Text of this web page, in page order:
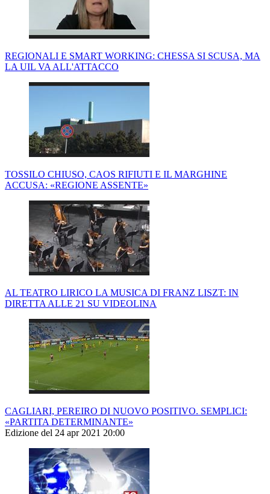
REGIONALI E SMART WORKING: CHESSA SI SCUSA, MA
LA UIL VA ALL'ATTACCO
TOSSILO CHIUSO, CAOS RIFIUTI E IL MARGHINE
ACCUSA: «REGIONE ASSENTE»
AL TEATRO LIRICO LA MUSICA DI FRANZ LISZT: IN
DIRETTA ALLE 21 SU VIDEOLINA
CAGLIARI, PEREIRO DI NUOVO POSITIVO. SEMPLICI:
«PARTITA DETERMINANTE»
Edizione del 24 apr 2021 20:00